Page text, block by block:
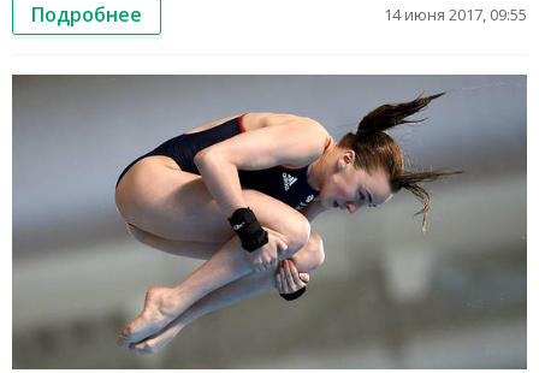
Подробнее 14 июня 2017, 09:55